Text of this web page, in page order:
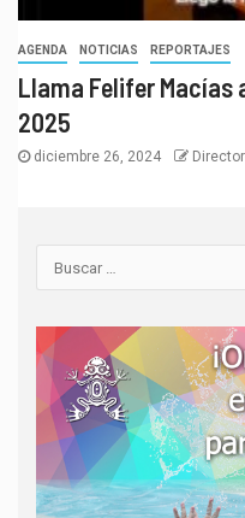
AGENDA NOTICIAS REPORTAJES
Llama Felifer Macías
2025
diciembre 26, 2024